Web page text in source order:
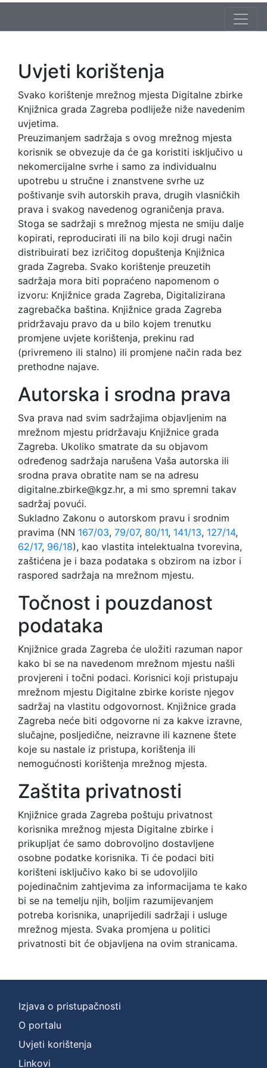
Uvjeti korištenja
Svako korištenje mrežnog mjesta Digitalne zbirke
Knjižnica grada Zagreba podliježe niže navedenim
uvjetima.
Preuzimanjem sadržaja s ovog mrežnog mjesta
korisnik se obvezuje da će ga koristiti isključivo u
nekomercijalne svrhe i samo za individualnu
upotrebu u stručne i znanstvene svrhe uz
poštivanje svih autorskih prava, drugih vlasničkih
prava i svakog navedenog ograničenja prava.
Stoga se sadržaji s mrežnog mjesta ne smiju dalje
kopirati, reproducirati ili na bilo koji drugi način
distribuirati bez izričitog dopuštenja Knjižnica
grada Zagreba. Svako korištenje preuzetih
sadržaja mora biti popraćeno napomenom o
izvoru: Knjižnice grada Zagreba, Digitalizirana
zagrebačka baština. Knjižnice grada Zagreba
pridržavaju pravo da u bilo kojem trenutku
promjene uvjete korištenja, prekinu rad
(privremeno ili stalno) ili promjene način rada bez
prethodne najave.
Autorska i srodna prava
Sva prava nad svim sadržajima objavljenim na
mrežnom mjestu pridržavaju Knjižnice grada
Zagreba. Ukoliko smatrate da su objavom
određenog sadržaja narušena Vaša autorska ili
srodna prava obratite nam se na adresu
digitalne.zbirke@kgz.hr, a mi smo spremni takav
sadržaj povući.
Sukladno Zakonu o autorskom pravu i srodnim
pravima (NN 167/03, 79/07, 80/11, 141/13, 127/14,
62/17, 96/18), kao vlastita intelektualna tvorevina,
zaštićena je i baza podataka s obzirom na izbor i
raspored sadržaja na mrežnom mjestu.
Točnost i pouzdanost
podataka
Knjižnice grada Zagreba će uložiti razuman napor
kako bi se na navedenom mrežnom mjestu našli
provjereni i točni podaci. Korisnici koji pristupaju
mrežnom mjestu Digitalne zbirke koriste njegov
sadržaj na vlastitu odgovornost. Knjižnice grada
Zagreba neće biti odgovorne ni za kakve izravne,
slučajne, posljedične, neizravne ili kaznene štete
koje su nastale iz pristupa, korištenja ili
nemogućnosti korištenja mrežnog mjesta.
Zaštita privatnosti
Knjižnice grada Zagreba poštuju privatnost
korisnika mrežnog mjesta Digitalne zbirke i
prikupljat će samo dobrovoljno dostavljene
osobne podatke korisnika. Ti će podaci biti
korišteni isključivo kako bi se udovoljilo
pojedinačnim zahtjevima za informacijama te kako
bi se na temelju njih, boljim razumijevanjem
potreba korisnika, unaprijedili sadržaji i usluge
mrežnog mjesta. Svaka promjena u politici
privatnosti bit će objavljena na ovim stranicama.
Izjava o pristupačnosti
O portalu
Uvjeti korištenja
Linkovi